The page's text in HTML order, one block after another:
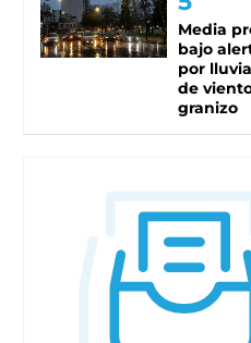
Media
bajo
por
de
granizo